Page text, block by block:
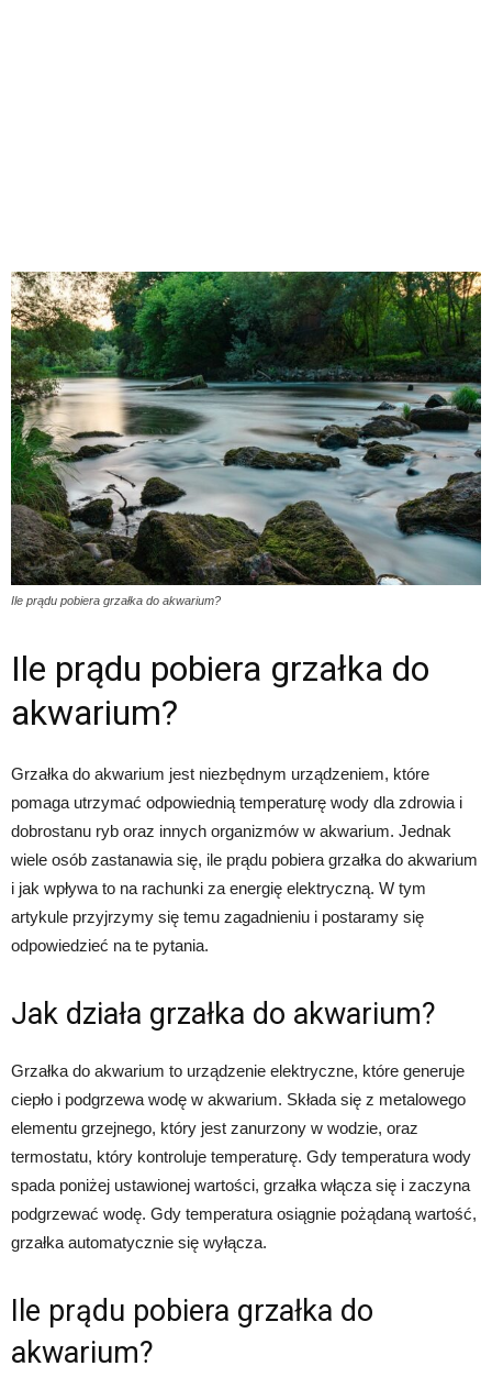
Ile prądu pobiera grzałka do akwarium?
Ile prądu pobiera grzałka do
akwarium?
Grzałka do akwarium jest niezbędnym urządzeniem, które
pomaga utrzymać odpowiednią temperaturę wody dla zdrowia i
dobrostanu ryb oraz innych organizmów w akwarium. Jednak
wiele osób zastanawia się, ile prądu pobiera grzałka do akwarium
i jak wpływa to na rachunki za energię elektryczną. W tym
artykule przyjrzymy się temu zagadnieniu i postaramy się
odpowiedzieć na te pytania.
Jak działa grzałka do akwarium?
Grzałka do akwarium to urządzenie elektryczne, które generuje
ciepło i podgrzewa wodę w akwarium. Składa się z metalowego
elementu grzejnego, który jest zanurzony w wodzie, oraz
termostatu, który kontroluje temperaturę. Gdy temperatura wody
spada poniżej ustawionej wartości, grzałka włącza się i zaczyna
podgrzewać wodę. Gdy temperatura osiągnie pożądaną wartość,
grzałka automatycznie się wyłącza.
Ile prądu pobiera grzałka do
akwarium?